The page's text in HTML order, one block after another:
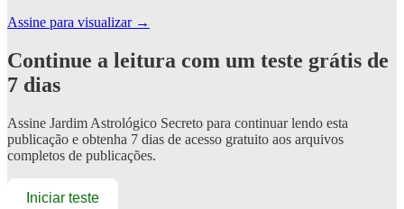
Assine para visualizar →
Continue a leitura com um teste grátis de
7 dias
Assine Jardim Astrológico Secreto para continuar lendo esta
publicação e obtenha 7 dias de acesso gratuito aos arquivos
completos de publicações.
Iniciar teste